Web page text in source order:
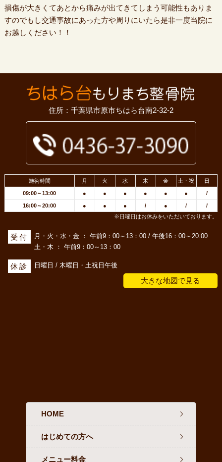
損傷が大きくてあとから痛みが出てきてしまう可能性もありま
すのでもし交通事故にあった方や周りにいたら是非一度当院に
お越しください！！
住所：千葉県市原市ちはら台南2-32-2
施術時間 月 火 水 木 金 土・祝 日
09:00～13:00 ● ● ● ● ● ● /
16:00～20:00 ● ● ● / ● /
/
※日曜日はお休みをいただいております。
受付
月・火・水・金 ： 午前9：00～13：00 / 午後16：00～20:00
土・木 ： 午前9：00～13：00
休診 日曜日 / 木曜日・土祝日午後
大きな地図で見る
HOME
はじめての方へ
メニュー料金